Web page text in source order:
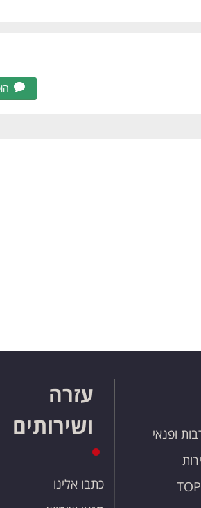
ופנאי
עזרה
ושירותים
כתבו אלינו